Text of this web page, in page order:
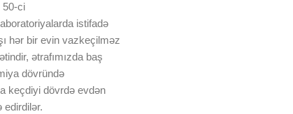
50-ci
istifadə
hər bir evin vazkeçilməz
ətrafımızda baş
dövründə
keçdiyi dövrdə evdən
edirdilər.